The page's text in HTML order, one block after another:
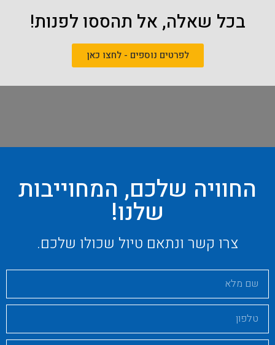
בכל שאלה, אל תהססו לפנות!
לפרטים נוספים - לחצו כאן
החוויה שלכם, המחוייבות
שלנו!
צרו קשר ונתאם טיול שכולו שלכם.